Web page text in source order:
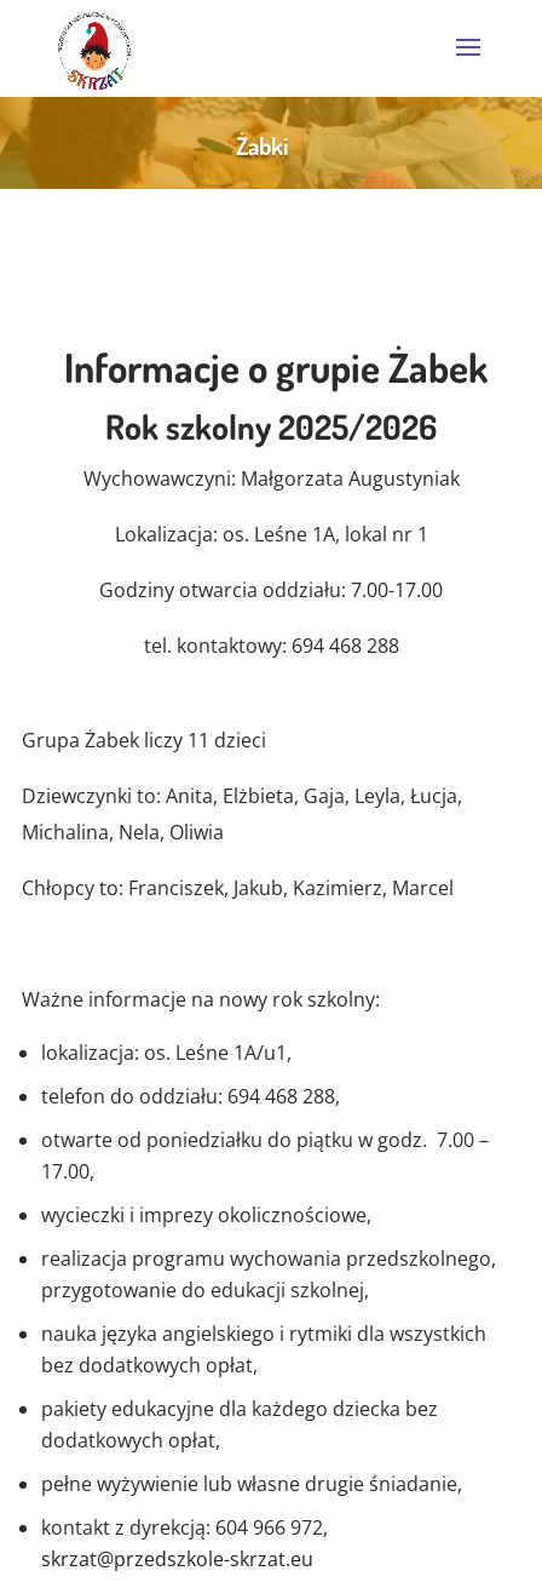
Żabki
Informacje o grupie Żabek
Rok szkolny 2025/2026
Wychowawczyni: Małgorzata Augustyniak
Lokalizacja: os. Leśne 1A, lokal nr 1
Godziny otwarcia oddziału: 7.00-17.00
tel. kontaktowy: 694 468 288
Grupa Żabek liczy 11 dzieci
Dziewczynki to: Anita, Elżbieta, Gaja, Leyla, Łucja,
Michalina, Nela, Oliwia
Chłopcy to: Franciszek, Jakub, Kazimierz, Marcel
Ważne informacje na nowy rok szkolny:
lokalizacja: os. Leśne 1A/u1,
telefon do oddziału: 694 468 288,
otwarte od poniedziałku do piątku w godz. 7.00 –
17.00,
wycieczki i imprezy okolicznościowe,
realizacja programu wychowania przedszkolnego,
przygotowanie do edukacji szkolnej,
nauka języka angielskiego i rytmiki dla wszystkich
bez dodatkowych opłat,
pakiety edukacyjne dla każdego dziecka bez
dodatkowych opłat,
pełne wyżywienie lub własne drugie śniadanie,
kontakt z dyrekcją: 604 966 972,
skrzat@przedszkole-skrzat.eu